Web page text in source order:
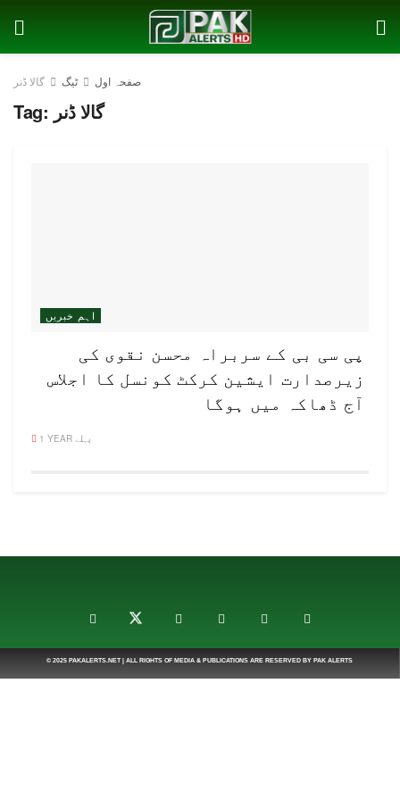
صفحہ اول ٹیگ گالا ڈنر
Tag: گالا ڈنر
اہم خبریں
پی سی بی کے سربراہ محسن نقوی کی
زیرصدارت ایشین کرکٹ کونسل کا اجلاس
آج ڈھاکہ میں ہوگا
1 YEAR پہلے
© 2025 PAKALERTS.NET| ALL RIGHTS OF MEDIA & PUBLICATIONS ARE RESERVED BY PAK ALERTS